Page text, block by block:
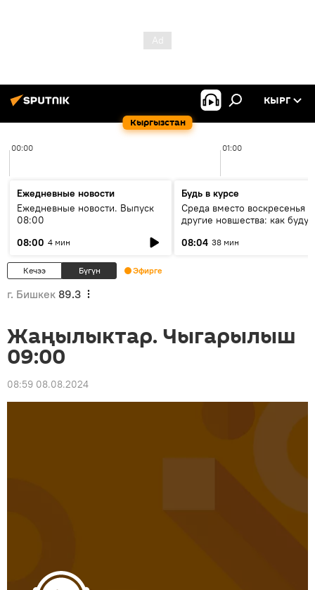
Кыргызстан
КЫРГ
00:00 01:00
Ежедневные новости
Ежедневные новости. Выпуск
08:00
08:00 4 мин
Будь в курсе
Среда вместо воскресенья и
другие новшества: как будут
08:04 38 мин
Кечээ Бүгүн Эфирге
г. Бишкек 89.3
Жаңылыктар. Чыгарылыш
09:00
08:59 08.08.2024